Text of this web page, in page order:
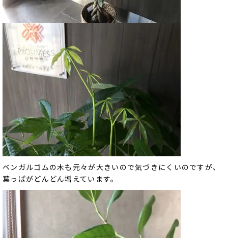
ベンガルゴムの木も元々が大きいので気づきにくいのですが、
葉っぱがどんどん増えています。